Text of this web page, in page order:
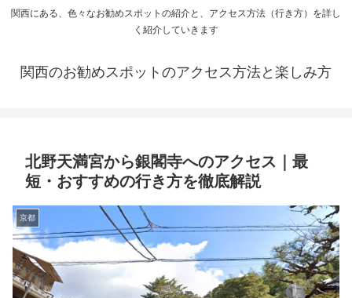
関西にある、色々なお勧めスポットの紹介と、アクセス方法（行き方）を詳し
く紹介していきます
関西のお勧めスポットのアクセス方法と楽しみ方
北野天満宮から銀閣寺へのアクセス｜最
短・おすすめの行き方を徹底解説
京都